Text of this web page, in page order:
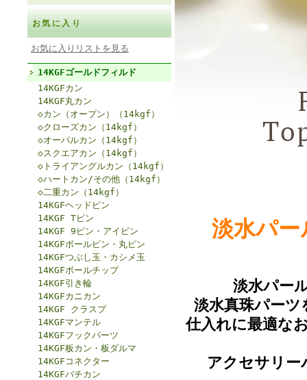
お気に入り
お気に入りリストを見る
14KGFゴールドフィルド
14KGFカン
14KGF丸カン
◇カン（オープン）（14kgf）
◇クローズカン（14kgf）
◇オーバルカン（14kgf）
◇スクエアカン（14kgf）
◇トライアングルカン（14kgf）
◇ハートカン/その他（14kgf）
◇二重カン（14kgf）
14KGFヘッドピン
14KGF Tピン
14KGF 9ピン・アイピン
14KGFボールピン・丸ピン
14KGFつぶし玉・カシメ玉
14KGFボールチップ
14KGF引き輪
14KGFカニカン
14KGF クラスプ
14KGFマンテル
14KGFフックパーツ
14KGF板カン・板ダルマ
14KGFコネクター
14KGFバチカン
淡水パー
淡水パー
淡水真珠パー
仕入れに最適な
アクセサリー